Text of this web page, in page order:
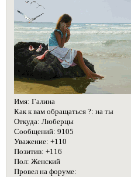
Имя: Галина
Как к вам обращаться ?: на ты
Откуда: Люберцы
Сообщений: 9105
Уважение: +110
Позитив: +116
Пол: Женский
Провел на форуме: